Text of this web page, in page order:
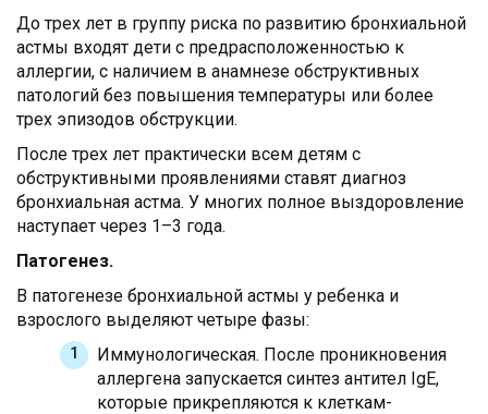
До трех лет в группу риска по развитию бронхиальной
астмы входят дети с предрасположенностью к
аллергии, с наличием в анамнезе обструктивных
патологий без повышения температуры или более
трех эпизодов обструкции.
После трех лет практически всем детям с
обструктивными проявлениями ставят диагноз
бронхиальная астма. У многих полное выздоровление
наступает через 1–3 года.
Патогенез.
В патогенезе бронхиальной астмы у ребенка и
взрослого выделяют четыре фазы:
Иммунологическая. После проникновения
аллергена запускается синтез антител IgE,
которые прикрепляются к клеткам-